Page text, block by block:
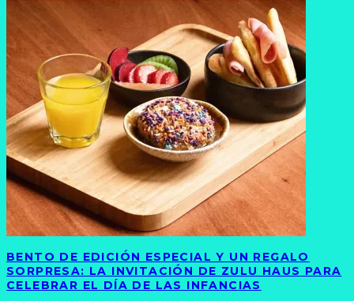
BENTO DE EDICIÓN ESPECIAL Y UN REGALO
SORPRESA: LA INVITACIÓN DE ZULU HAUS PARA
CELEBRAR EL DÍA DE LAS INFANCIAS